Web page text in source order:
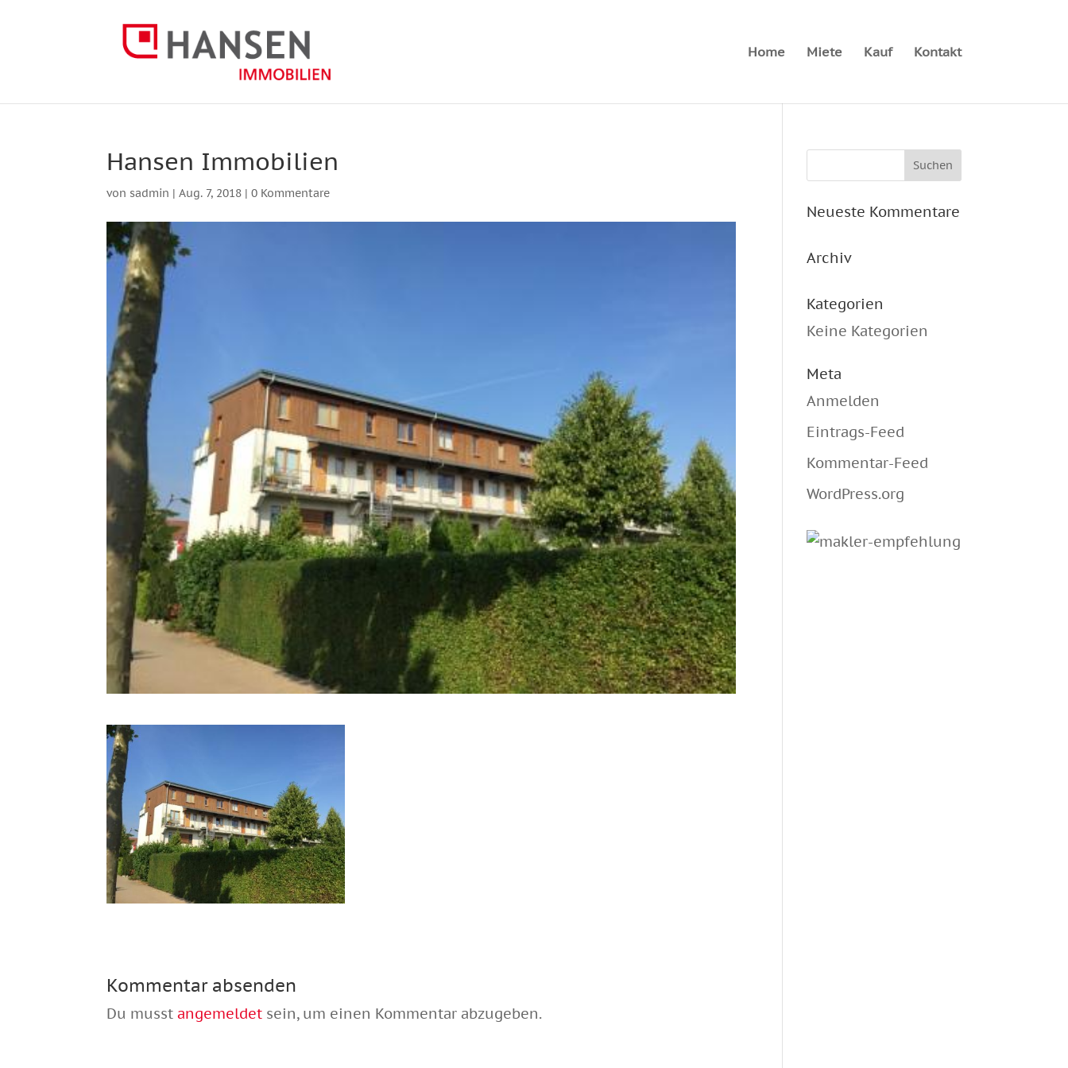
Home Miete Kauf Kontakt
Hansen Immobilien
von sadmin |Aug. 7, 2018 |0 Kommentare
Kommentar absenden
Du musstangemeldet sein, um einen Kommentar abzugeben.
Neueste Kommentare
Archiv
Kategorien
Keine Kategorien
Meta
Anmelden
Eintrags-Feed
Kommentar-Feed
WordPress.org